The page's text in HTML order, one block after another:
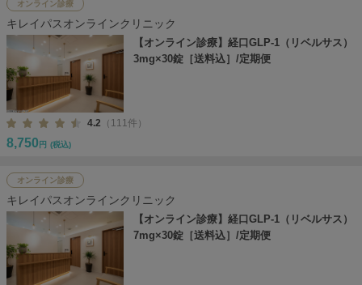
オンライン診療
キレイパスオンラインクリニック
【オンライン診療】経口GLP-1（リベルサス）
3mg×30錠［送料込］/定期便
4.2 （111件）
8,750 円 (税込)
オンライン診療
キレイパスオンラインクリニック
【オンライン診療】経口GLP-1（リベルサス）
7mg×30錠［送料込］/定期便